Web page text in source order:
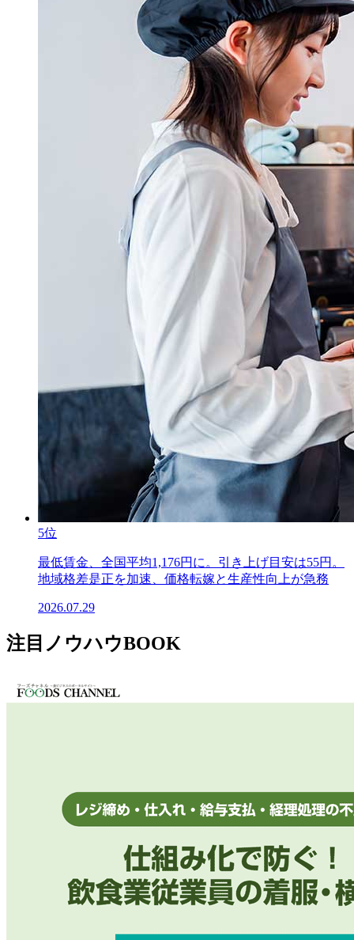
5位
最低賃金、全国平均1,176円に。引き上げ目安は55円。
地域格差是正を加速、価格転嫁と生産性向上が急務
2026.07.29
注目ノウハウBOOK